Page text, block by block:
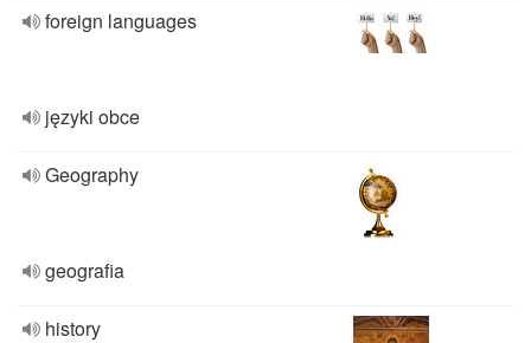
foreign languages
języki obce
Geography
geografia
history